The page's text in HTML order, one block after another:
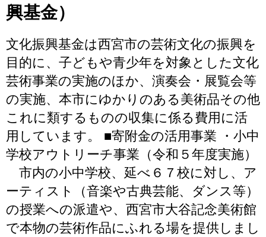
興基金）
文化振興基金は西宮市の芸術文化の振興を
目的に、子どもや青少年を対象とした文化
芸術事業の実施のほか、演奏会・展覧会等
の実施、本市にゆかりのある美術品その他
これに類するものの収集に係る費用に活
用しています。 ■寄附金の活用事業 ・小中
学校アウトリーチ事業（令和５年度実施）
市内の小中学校、延べ６７校に対し、ア
ーティスト（音楽や古典芸能、ダンス等）
の授業への派遣や、西宮市大谷記念美術館
で本物の芸術作品にふれる場を提供しまし